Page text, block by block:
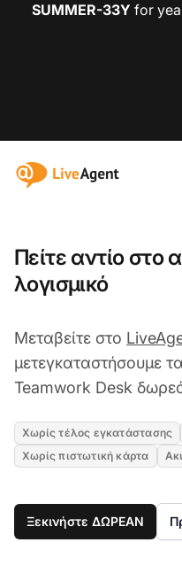
SUMMER-33Y for
:site.title
Πείτε αντίο στο
λογισμικό
Μεταβείτε στο
μετεγκαταστήσουμε
Teamwork Desk
Χωρίς τέλος εγκατάστασης
Χωρίς πιστωτική κάρτα
Ξεκινήστε ΔΩΡΕΑΝ